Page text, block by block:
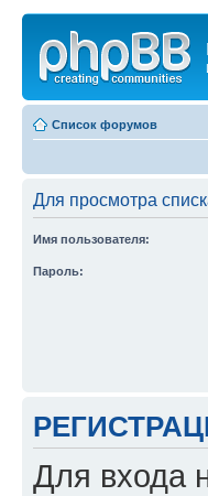
Список форумов
Для просмотра
Имя пользователя:
Пароль:
Для входа